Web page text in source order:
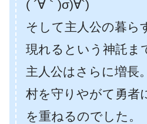
( ´∀｀)σ)∀`)
そして主人公の暮ら
現れるという神託ま
主人公はさらに増長。
村を守りやがて勇者
を重ねるのでした。